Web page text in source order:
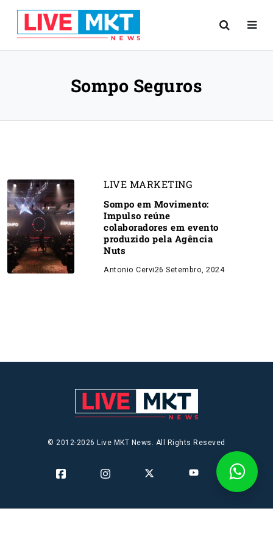
Sompo Seguros
LIVE MARKETING
Sompo em Movimento:
Impulso reúne
colaboradores em evento
produzido pela Agência
Nuts
Antonio Cervi26 Setembro, 2024
© 2012-2026 Live MKT News. All Rights Reseved